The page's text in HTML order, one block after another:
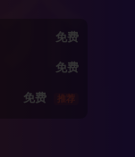
免费
免费
免费 推荐